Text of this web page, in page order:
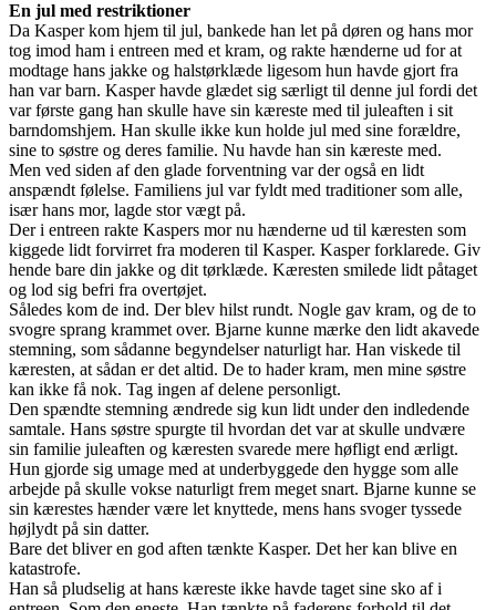
En jul med restriktioner
Da Kasper kom hjem til jul, bankede han let på døren og hans mor
tog imod ham i entreen med et kram, og rakte hænderne ud for at
modtage hans jakke og halstørklæde ligesom hun havde gjort fra
han var barn. Kasper havde glædet sig særligt til denne jul fordi det
var første gang han skulle have sin kæreste med til juleaften i sit
barndomshjem. Han skulle ikke kun holde jul med sine forældre,
sine to søstre og deres familie. Nu havde han sin kæreste med.
Men ved siden af den glade forventning var der også en lidt
anspændt følelse. Familiens jul var fyldt med traditioner som alle,
især hans mor, lagde stor vægt på.
Der i entreen rakte Kaspers mor nu hænderne ud til kæresten som
kiggede lidt forvirret fra moderen til Kasper. Kasper forklarede. Giv
hende bare din jakke og dit tørklæde. Kæresten smilede lidt påtaget
og lod sig befri fra overtøjet.
Således kom de ind. Der blev hilst rundt. Nogle gav kram, og de to
svogre sprang krammet over. Bjarne kunne mærke den lidt akavede
stemning, som sådanne begyndelser naturligt har. Han viskede til
kæresten, at sådan er det altid. De to hader kram, men mine søstre
kan ikke få nok. Tag ingen af delene personligt.
Den spændte stemning ændrede sig kun lidt under den indledende
samtale. Hans søstre spurgte til hvordan det var at skulle undvære
sin familie juleaften og kæresten svarede mere høfligt end ærligt.
Hun gjorde sig umage med at underbyggede den hygge som alle
arbejde på skulle vokse naturligt frem meget snart. Bjarne kunne se
sin kærestes hænder være let knyttede, mens hans svoger tyssede
højlydt på sin datter.
Bare det bliver en god aften tænkte Kasper. Det her kan blive en
katastrofe.
Han så pludselig at hans kæreste ikke havde taget sine sko af i